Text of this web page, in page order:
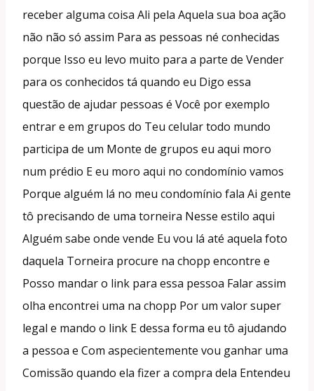
receber alguma coisa Ali pela Aquela sua boa ação
não não só assim Para as pessoas né conhecidas
porque Isso eu levo muito para a parte de Vender
para os conhecidos tá quando eu Digo essa
questão de ajudar pessoas é Você por exemplo
entrar e em grupos do Teu celular todo mundo
participa de um Monte de grupos eu aqui moro
num prédio E eu moro aqui no condomínio vamos
Porque alguém lá no meu condomínio fala Ai gente
tô precisando de uma torneira Nesse estilo aqui
Alguém sabe onde vende Eu vou lá até aquela foto
daquela Torneira procure na chopp encontre e
Posso mandar o link para essa pessoa Falar assim
olha encontrei uma na chopp Por um valor super
legal e mando o link E dessa forma eu tô ajudando
a pessoa e Com aspecientemente vou ganhar uma
Comissão quando ela fizer a compra dela Entendeu